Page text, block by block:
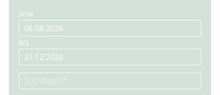
VON
BIS